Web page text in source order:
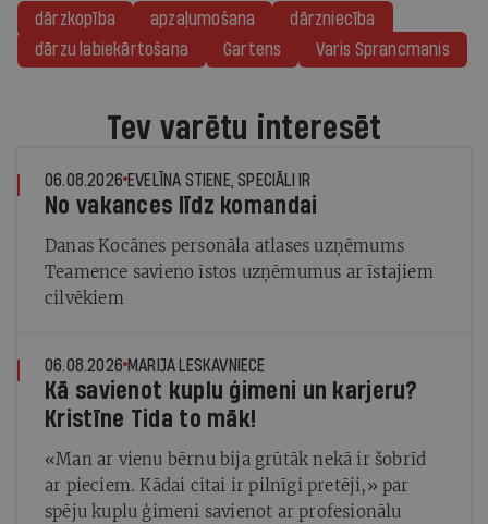
dārzkopība apzaļumošana
dārzniecība
dārzu labiekārtošana
Gartens Varis Sprancmanis
Tev varētu interesēt
06.08.2026 EVELĪNA STIENE, SPECIĀLI IR
No vakances līdz komandai
Danas Kocānes personāla atlases uzņēmums
Teamence savieno īstos uzņēmumus ar īstajiem
cilvēkiem
06.08.2026 MARIJA LESKAVNIECE
Kā savienot kuplu ģimeni un karjeru?
Kristīne Tida to māk!
«Man ar vienu bērnu bija grūtāk nekā ir šobrīd
ar pieciem. Kādai citai ir pilnīgi pretēji,» par
spēju kuplu ģimeni savienot ar profesionālu